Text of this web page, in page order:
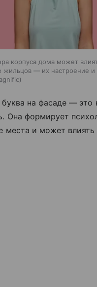
корпуса дома может
жильцов — их настроение и
на фасаде — это
Она формирует
места и может влиять